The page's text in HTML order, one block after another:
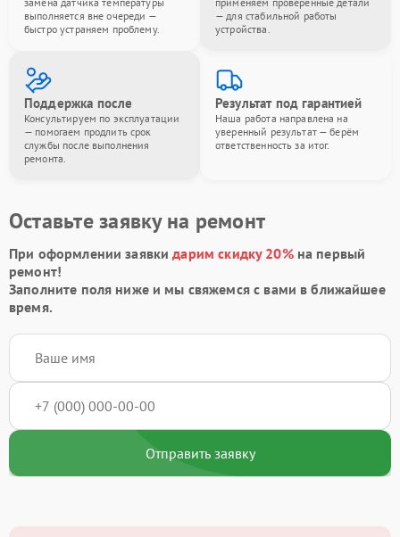
выполняется вне очереди —
быстро устраняем проблему.
— для стабильной работы
устройства.
Поддержка после
Консультируем по эксплуатации
— помогаем продлить срок
службы после выполнения
ремонта.
Результат под гарантией
Наша работа направлена на
уверенный результат — берём
ответственность за итог.
Оставьте заявку на ремонт
При оформлении заявкидарим скидку 20%на первый
ремонт!
Заполните поля ниже и мы свяжемся с вами в ближайшее
время.
Отправить заявку